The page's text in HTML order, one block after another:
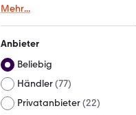
Mehr...
Anbieter
Beliebig
Händler(77)
Privatanbieter(22)